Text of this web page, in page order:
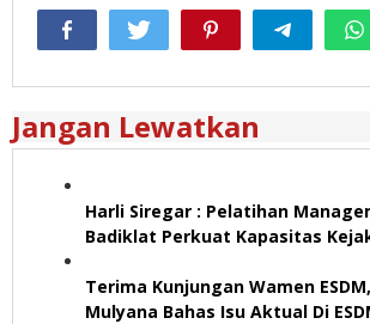
Jangan Lewatkan
Harli Siregar : Pelatihan
Badiklat Perkuat Kapasitas
Terima Kunjungan Wamen
Mulyana Bahas Isu Aktual Di